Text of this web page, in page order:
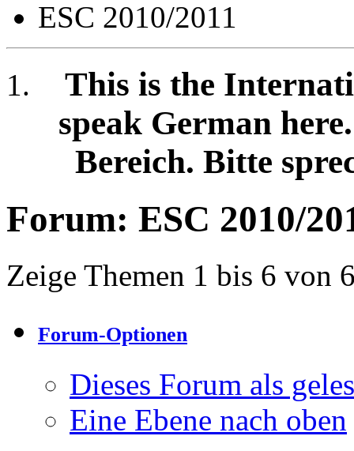
ESC 2010/2011
This is the
speak German
Bereich. Bitte
Forum: ESC 2010/
Zeige Themen 1 bis 6 von
Forum-Optionen
Dieses Forum als
Eine Ebene nach oben